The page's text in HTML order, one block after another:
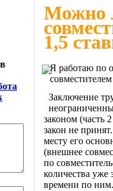
Можно
1,5
Я работаю по
Заключение
законом (часть
закон не
месту его
(внешнее
по
количества
времени по